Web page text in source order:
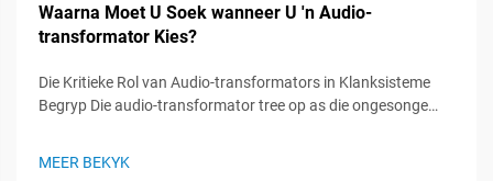
Waarna Moet U Soek wanneer U 'n Audio-
transformator Kies?
Die Kritieke Rol van Audio-transformators in Klanksisteme
Begryp Die audio-transformator tree op as die ongesonge
gespesialiseerde komponente...
MEER BEKYK